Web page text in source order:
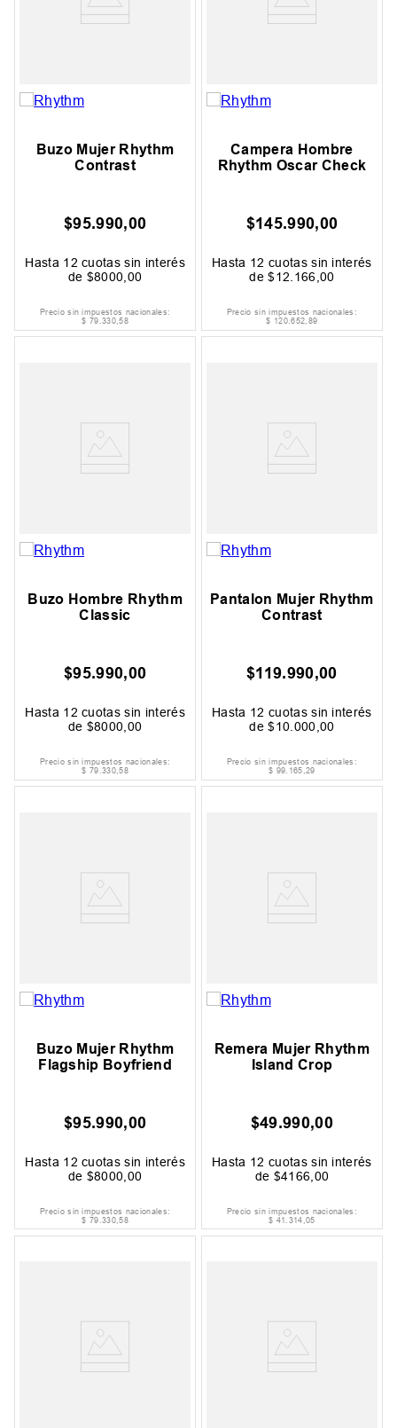
Buzo Mujer Rhythm
Contrast
$95.990,00
Hasta 12 cuotas sin interés
de $8000,00
Precio sin impuestos nacionales:
$ 79.330,58
Campera Hombre
Rhythm Oscar Check
$145.990,00
Hasta 12 cuotas sin interés
de$12.166,00
Precio sin impuestos nacionales:
$ 120.652,89
Buzo Hombre Rhythm
Classic
$95.990,00
Hasta 12 cuotas sin interés
de $8000 00
Precio sin impuestos nacionales:
$ 79.330,58
Pantalon Mujer Rhythm
Contrast
$119.990,00
Hasta 12 cuotas sin interés
de$10 000 00
Precio sin impuestos nacionales:
$ 99. 165,29
Buzo Mujer Rhythm
Flagship Boyfriend
$95.990,00
Hasta 12 cuotas sin interés
de $8000 00
Precio sin impuestos nacionales:
$ 79.330,58
Remera Mujer Rhythm
Island Crop
$49.990,00
Hasta 12 cuotas sin interés
de $4166 00
Precio sin impuestos nacionales:
$ 41.314,05